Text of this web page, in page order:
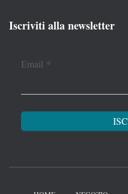
Iscriviti alla newsletter
Email *